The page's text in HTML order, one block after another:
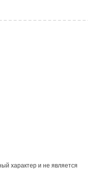
характер и не является